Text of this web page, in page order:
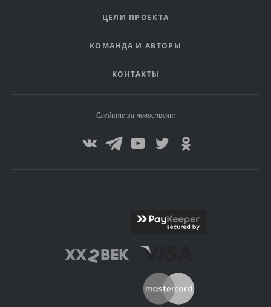
ЦЕЛИ ПРОЕКТА
КОМАНДА И АВТОРЫ
КОНТАКТЫ
Следите за новостями: